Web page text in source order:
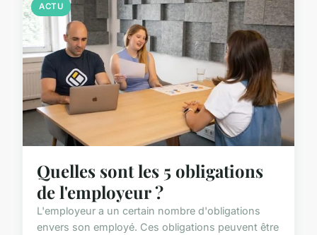
ACTU
Quelles sont les 5 obligations
de l'employeur ?
L'employeur a un certain nombre d'obligations
envers son employé. Ces obligations peuvent être